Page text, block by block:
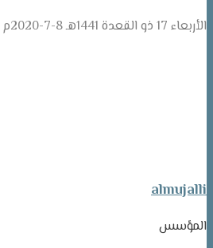
الأربعاء 17 ذو القعدة 1441هـ 8-7-2020م
almujalli
المؤسس